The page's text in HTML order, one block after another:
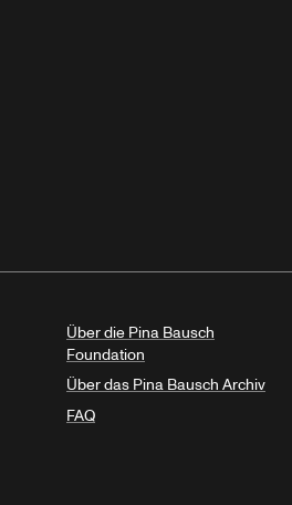
Über die Pina Bausch
Foundation
Über das Pina Bausch Archiv
FAQ